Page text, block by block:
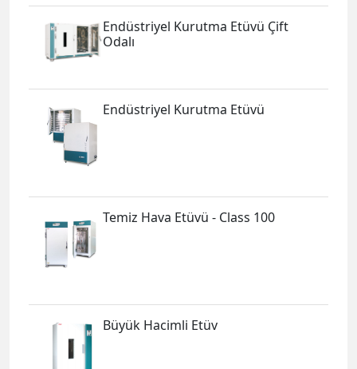
Endüstriyel Kurutma Etüvü Çift
Odalı
Endüstriyel Kurutma Etüvü
Temiz Hava Etüvü - Class 100
Büyük Hacimli Etüv